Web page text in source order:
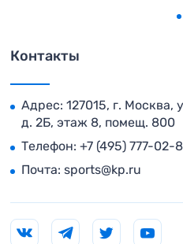
Контакты
Адрес: 127015, г. Москва,
д. 2Б, этаж 8, помещ. 800
Телефон: +7 (495) 777-02-
Почта: sports@kp.ru